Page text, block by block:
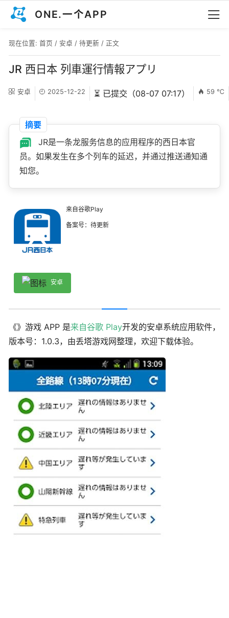
ONE.一个APP
现在位置: 首页 / 安卓 / 待更新 / 正文
JR 西日本 列車運行情報アプリ
安卓 2025-12-22 ⏳ 已提交（08-07 07:17） 59 ℃
摘要
JR是一条龙服务信息的应用程序的西日本官
员。如果发生在多个列车的延迟，并通过推送通知通
知您。
来自谷歌Play
备案号：待更新
安卓
《》游戏 APP 是来自谷歌 Play开发的安卓系统应用软件，
版本号：1.0.3，由丢塔游戏网整理，欢迎下载体验。